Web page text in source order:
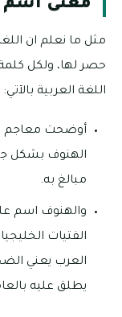
معنى اسم
مثل ما نعلم ان
حصر لها، ولكل
اللغة العربية بالآتي:
أوضحت معاجم
الهنوف بشكل
مبالغ به.
والهنوف اسم
الفتيات
العرب يعني
يطلق عليه